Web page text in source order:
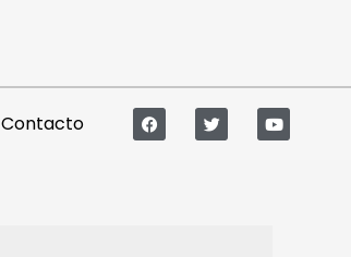
Contacto